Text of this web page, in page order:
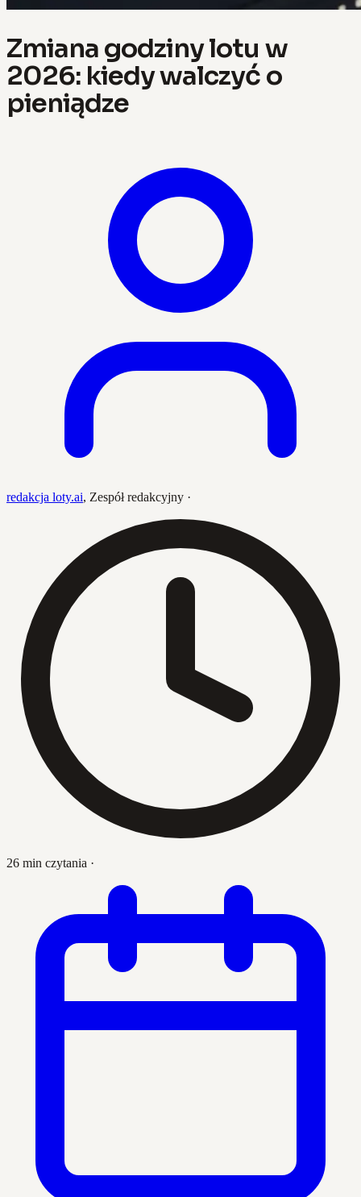
Zmiana godziny lotu w
2026: kiedy walczyć o
pieniądze
redakcja loty.ai, Zespół redakcyjny ·
26 min czytania ·